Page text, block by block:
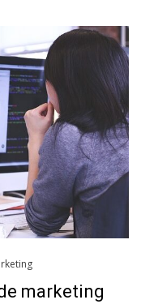
marketing